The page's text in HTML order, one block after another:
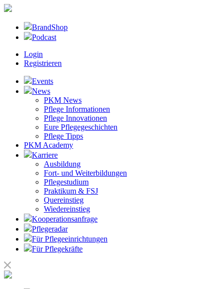
BrandShop
Podcast
Login
Registrieren
Events
News
PKM News
Pflege Informationen
Pflege Innovationen
Eure Pflegegeschichten
Pflege Tipps
PKM Academy
Karriere
Ausbildung
Fort- und Weiterbildungen
Pflegestudium
Praktikum & FSJ
Quereinstieg
Wiedereinstieg
Kooperationsanfrage
Pflegeradar
Für Pflegeeinrichtungen
Für Pflegekräfte